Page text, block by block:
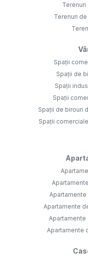
Terenuri
Spații
Spații de
Spații
Spații
Spații de birouri
Spații
Apartamente
Apartamente
Apartamente